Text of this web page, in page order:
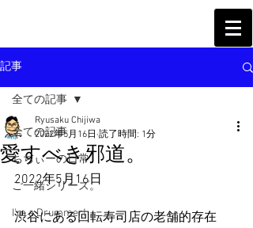
記事
全ての記事
ちぢぃーの日常
ご一緒シリーズ。
I'm a Drummer!
全ての記事
愛すべき邪道。
Ryusaku Chijiwa
2022年5月16日 読了時間: 1分
2022年5月16日
渋谷にある回転寿司店の老舗的存在